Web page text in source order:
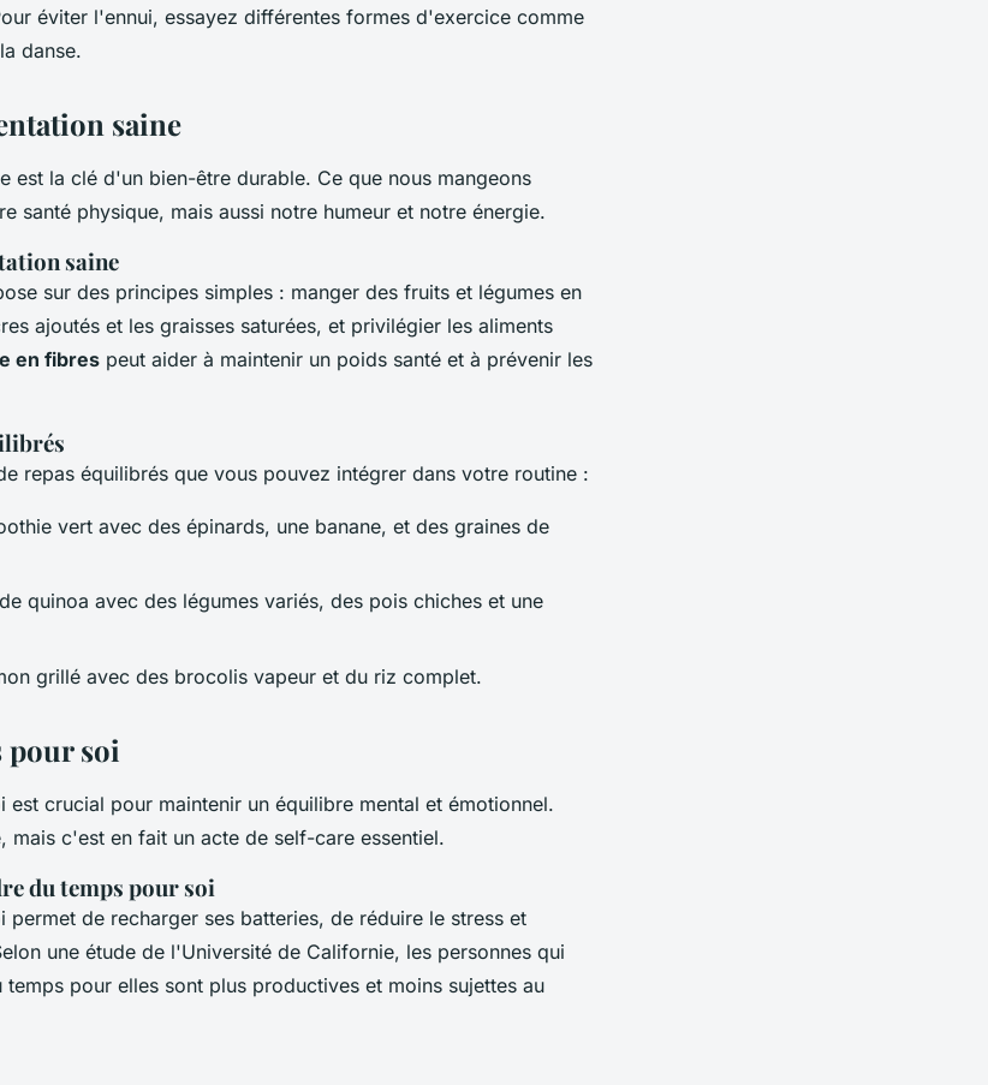
éviter l'ennui, essayez différentes formes d'exercice comme
danse.
saine
est la clé d'un bien-être durable. Ce que nous mangeons
santé physique, mais aussi notre humeur et notre énergie.
saine
sur des principes simples : manger des fruits et légumes en
ajoutés et les graisses saturées, et privilégier les aliments
en fibres peut aider à maintenir un poids santé et à prévenir les
repas équilibrés que vous pouvez intégrer dans votre routine :
vert avec des épinards, une banane, et des graines de
quinoa avec des légumes variés, des pois chiches et une
grillé avec des brocolis vapeur et du riz complet.
pour soi
est crucial pour maintenir un équilibre mental et émotionnel.
mais c'est en fait un acte de self-care essentiel.
du temps pour soi
permet de recharger ses batteries, de réduire le stress et
une étude de l'Université de Californie, les personnes qui
temps pour elles sont plus productives et moins sujettes au